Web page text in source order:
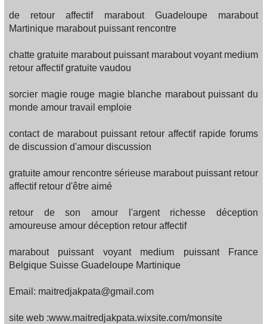
de retour affectif marabout Guadeloupe marabout
Martinique marabout puissant rencontre
chatte gratuite marabout puissant marabout voyant medium
retour affectif gratuite vaudou
sorcier magie rouge magie blanche marabout puissant du
monde amour travail emploie
contact de marabout puissant retour affectif rapide forums
de discussion d'amour discussion
gratuite amour rencontre sérieuse marabout puissant retour
affectif retour d'être aimé
retour de son amour l'argent richesse déception
amoureuse amour déception retour affectif
marabout puissant voyant medium puissant France
Belgique Suisse Guadeloupe Martinique
Email: maitredjakpata@gmail.com
site web :www.maitredjakpata.wixsite.com/monsite